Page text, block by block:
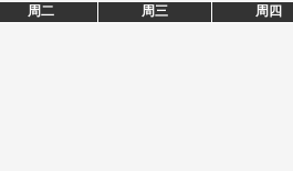
周二 周三 周四